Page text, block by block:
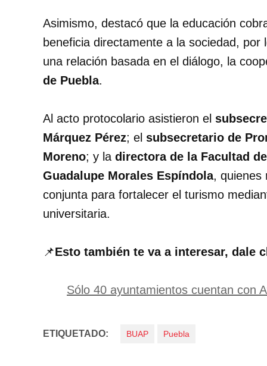
Asimismo, destacó que la educación
beneficia directamente a la sociedad,
una relación basada en el diálogo, la
de Puebla.
Al acto protocolario asistieron el
Márquez Pérez; el subsecretario de
Moreno; y la directora de la Facultad
Guadalupe Morales Espíndola, quienes
conjunta para fortalecer el turismo
universitaria.
📌Esto también te va a interesar, dale
Sólo 40 ayuntamientos cuentan con
ETIQUETADO: BUAP Puebla